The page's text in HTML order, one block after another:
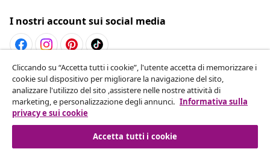
I nostri account sui social media
Recesso dal contratto
Invia una richiesta di recesso per il tuo ordine.
Recesso dal contratto
Cliccando su “Accetta tutti i cookie”, l'utente accetta di memorizzare i
cookie sul dispositivo per migliorare la navigazione del sito,
analizzare l'utilizzo del sito ,assistere nelle nostre attività di
marketing, e personalizzazione degli annunci. Informativa sulla
privacy e sui cookie
Accetta tutti i cookie